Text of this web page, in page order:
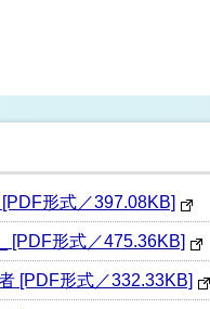
形式／397.08KB]
形式／475.36KB]
[PDF形式／332.33KB]